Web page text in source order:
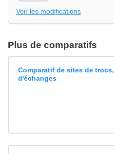
Voir les modifications
Plus de comparatifs
Comparatif de sites de trocs,
d'échanges